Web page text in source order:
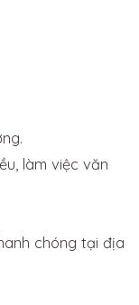
làm việc văn
chóng tại địa